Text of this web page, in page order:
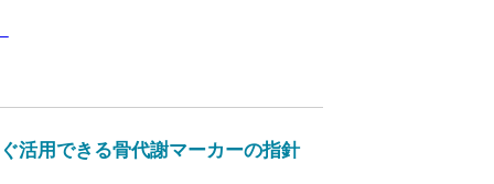
活用できる骨代謝マーカーの指針